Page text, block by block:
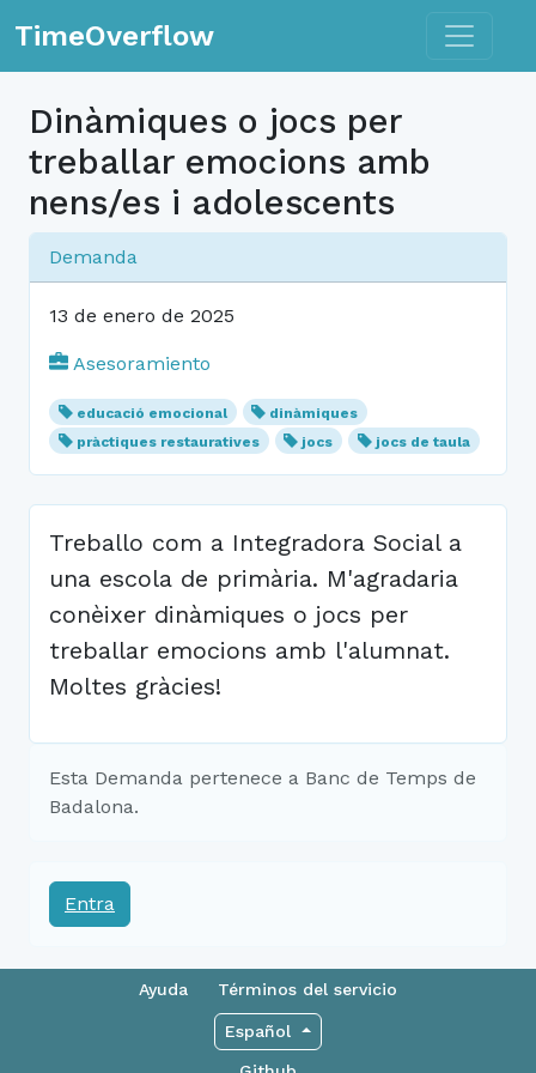
TimeOverflow Toggle
Dinàmiques o jocs per
treballar emocions amb
nens/es i adolescents
Demanda
13 de enero de 2025
Asesoramiento
educació emocional
dinàmiques
pràctiques restauratives
jocs jocs de taula
Treballo com a Integradora Social a
una escola de primària. M'agradaria
conèixer dinàmiques o jocs per
treballar emocions amb l'alumnat.
Moltes gràcies!
Esta Demanda pertenece a Banc de Temps de
Badalona.
Entra
Ayuda Términos del servicio
Español